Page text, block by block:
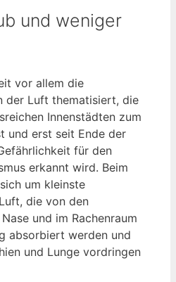
und weniger
vor allem die
der Luft thematisiert, die
Innenstädten zum
und erst seit Ende der
für den
erkannt wird. Beim
um kleinste
die von den
und im Rachenraum
absorbiert werden und
und Lunge vordringen